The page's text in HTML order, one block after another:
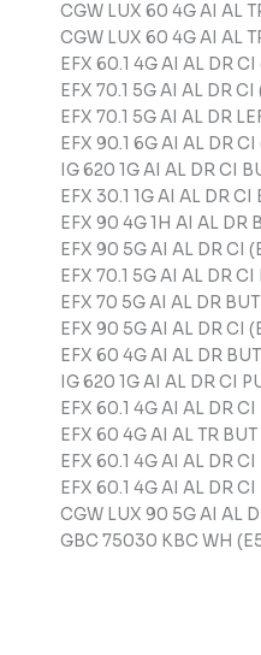
CGW LUX 60 4G AI AL
CGW LUX 60 4G AI AL
EFX 60.1 4G AI AL DR CI
EFX 70.1 5G AI AL DR CI
EFX 70.1 5G AI AL DR
EFX 90.1 6G AI AL DR CI
IG 620 1G AI AL DR CI
EFX 30.1 1G AI AL DR CI
EFX 90 4G 1H AI AL DR
EFX 90 5G AI AL DR CI
EFX 70.1 5G AI AL DR CI
EFX 70 5G AI AL DR BUT
EFX 90 5G AI AL DR CI
EFX 60 4G AI AL DR
IG 620 1G AI AL DR CI
EFX 60.1 4G AI AL DR CI
EFX 60 4G AI AL TR BUT
EFX 60.1 4G AI AL DR
EFX 60.1 4G AI AL DR
CGW LUX 90 5G AI AL
GBC 75030 KBC WH